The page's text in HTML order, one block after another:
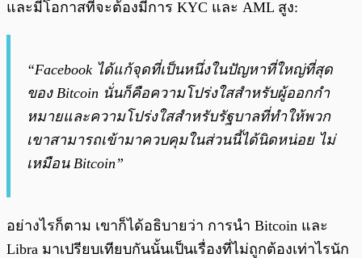
และมีโอกาสที่จะต้องมีการ KYC และ AML สูง:
“Facebook ได้แก้จุดที่เป็นหนึ่งในปัญหาที่ใหญ่ที่สุด
ของ Bitcoin นั่นก็คือความโปร่งใสสำหรับผู้ออกกำ
หมายและความโปร่งใสสำหรับรัฐบาลที่ทำให้พวก
เขาสามารถเข้ามาควบคุมในส่วนนี้ได้นิดหน่อย ไม่
เหมือน Bitcoin”
อย่างไรก็ตาม เขาก็ได้อธิบายว่า การนำ Bitcoin และ
Libra มาเปรียบเทียบกันนั้นเป็นเรื่องที่ไม่ถูกต้องเท่าไรนัก